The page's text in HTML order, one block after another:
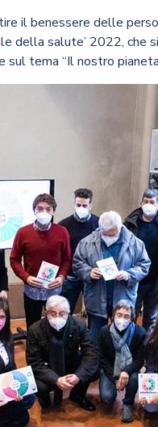
il benessere delle
della salute’ 2022, che
sul tema “Il nostro